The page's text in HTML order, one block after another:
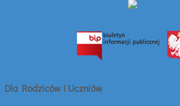
Dla Rodziców i Uczniów